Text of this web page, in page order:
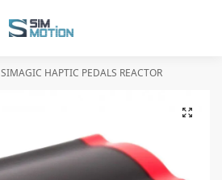
SIMAGIC HAPTIC PEDALS REACTOR